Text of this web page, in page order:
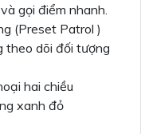
gọi điểm nhanh.
(Preset Patrol )
theo dõi đối tượng
hai chiều
xanh đỏ